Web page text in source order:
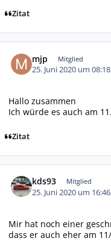
Zitat
mjp Mitglied
25. Juni 2020 um 08:18
Hallo zusammen
Ich würde es auch am
Zitat
kds93 Mitglied
25. Juni 2020 um 16:46
Mir hat noch einer
dass er auch eher am